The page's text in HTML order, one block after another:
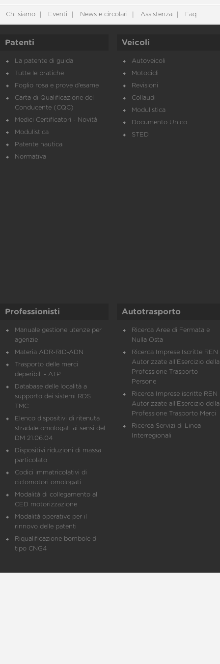
Chi siamo Eventi News e circolari Assistenza Faq
Patenti
La patente di guida
Tutte le pratiche
Foglio rosa e prove d’esame
Carta di Qualificazione del
Conducente (CQC)
Medici Certificatori - Novità
Modulistica
Patente nautica
Normativa
Veicoli
Autoveicoli
Motocicli
Revisioni
Collaudi
Modulistica
Documento Unico
STED
Professionisti
Manuale gestione utenze per
agenzie
Materia ADR-RID-ADN
Trasporto delle merci
deperibili - ATP
Database delle località a
supporto dei sistemi RDS
TMC
Elenco dispositivi di ritenuta
stradale omologati ai sensi del
DM 21.06.04
Dispositivi riduzioni di massa
particolato
Codici immatricolativi di
ciclomotori omologati
Modalità di collegamento al
CED motorizzazione
Modalità operative per il
rinnovo delle patenti
Riqualificazione bombole di
tipo CNG4
Autotrasporto
Ricerca Aree di Fermata e
Nulla Osta
Ricerca Imprese Iscritte REN
Autorizzate all'Esercizio della
Professione Trasporto
Persone
Ricerca Imprese iscritte REN
Autorizzate all'Esercizio della
Professione Trasporto Merci
Ricerca Servizi di Linea
Interregionali